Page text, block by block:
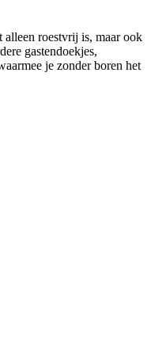
roestvrij is, maar ook
gastendoekjes,
je zonder boren het